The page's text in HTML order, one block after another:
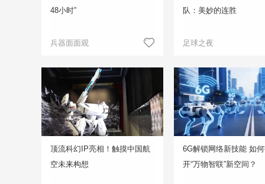
48小时”
兵器面面观
队：美妙的连胜
足球之夜
顶流科幻IP亮相！触摸中国航
空未来构想
6G解锁网络新技能 如
开“万物智联”新空间？